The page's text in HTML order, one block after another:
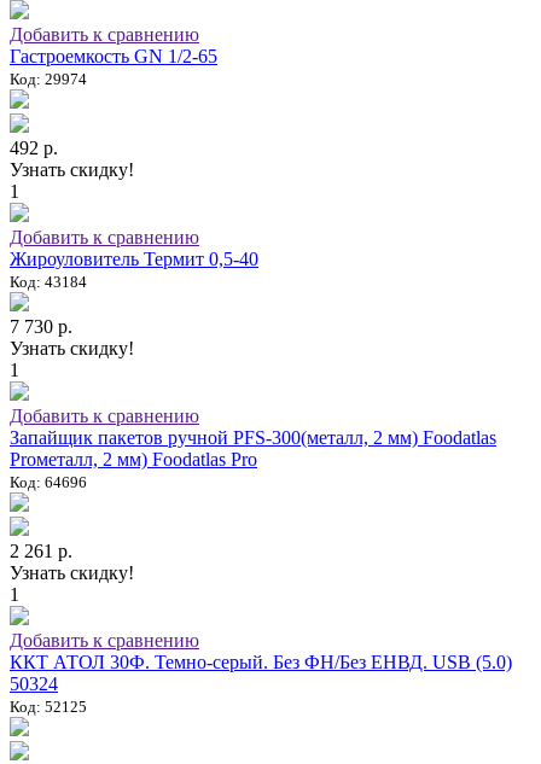
Добавить к сравнению
Гастроемкость GN 1/2-65
Код: 29974
492 р.
Узнать скидку!
1
Добавить к сравнению
Жироуловитель Термит 0,5-40
Код: 43184
7 730 р.
Узнать скидку!
1
Добавить к сравнению
Запайщик пакетов ручной PFS-300(металл, 2 мм) Foodatlas
Proметалл, 2 мм) Foodatlas Pro
Код: 64696
2 261 р.
Узнать скидку!
1
Добавить к сравнению
ККТ АТОЛ 30Ф. Темно-серый. Без ФН/Без ЕНВД. USB (5.0)
50324
Код: 52125